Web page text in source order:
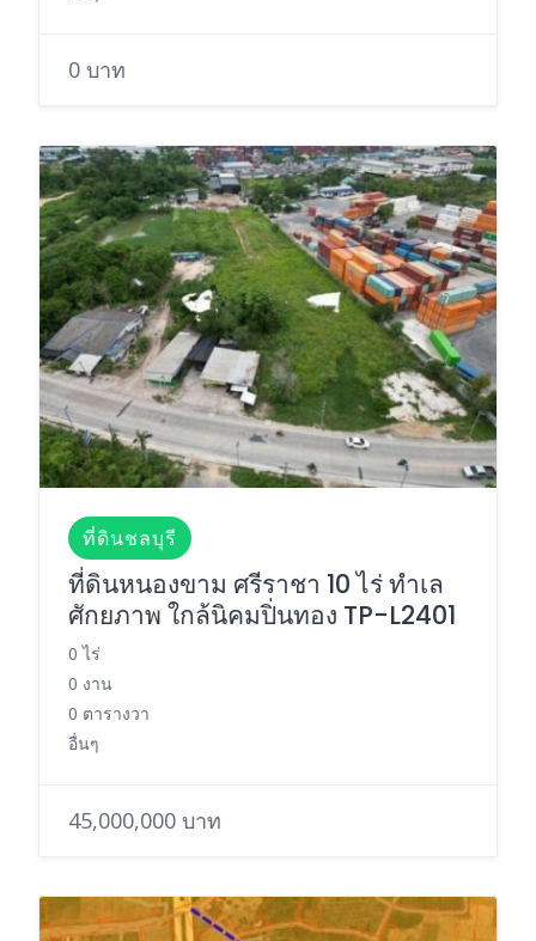
0 บาท
ที่ดินชลบุรี
ที่ดินหนองขาม ศรีราชา 10 ไร่ ทำเล
ศักยภาพ ใกล้นิคมปิ่นทอง TP-L2401
0 ไร่
0 งาน
0 ตารางวา
อื่นๆ
45,000,000 บาท